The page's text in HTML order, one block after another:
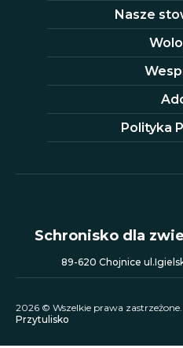
Nasze
Polityka
Schronisko dla
89-620 Chojnice
2026 © Wszelkie prawa zastrzeżone.
Przytulisko